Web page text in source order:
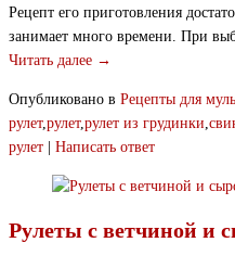
Рецепт его приготовления
занимает много времени. При
Читать далее →
Опубликовано в Рецепты для
рулет,рулет,рулет из грудинки,
рулет
Написать ответ
Рулеты с ветчиной и